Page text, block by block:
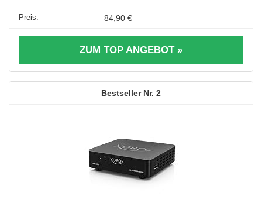
84,90 €
ZUM TOP ANGEBOT »
2